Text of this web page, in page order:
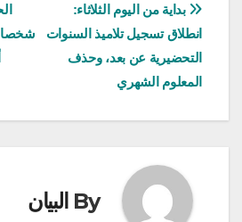
تصفّح
المقالات
بداية من اليوم الثلاثاء:
انطلاق تسجيل تلاميذ السنوات
التحضيرية عن بعد، وحذف
المعلوم الشهري
By البيان